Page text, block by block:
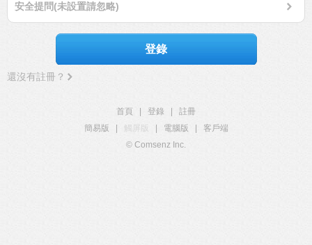
安全提問(未設置請忽略)
登錄
還沒有註冊？
首頁 登錄
註冊
簡易版
觸屏版 電腦版
客戶端
© Comsenz Inc.